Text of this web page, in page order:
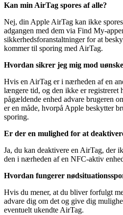
Kan min AirTag spores af alle?
Nej, din Apple AirTag kan ikke
adgangen med dem via Find My-
sikkerhedsforanstaltninger for at
kommer til sporing med AirTag.
Hvordan sikrer jeg mig mod
Hvis en AirTag er i nærheden af en
længere tid, og den ikke er registreret
pågældende enhed advare brugeren
er en måde, hvorpå Apple beskytter
sporing.
Er der en mulighed for at
Ja, du kan deaktivere en AirTag, der
den i nærheden af en NFC-aktiv
Hvordan fungerer
Hvis du mener, at du bliver forfulgt
advare dig om det og give dig
eventuelt ukendte AirTag.